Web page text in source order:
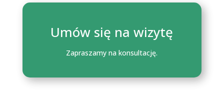
Umów się na wizytę
Zapraszamy na konsultację.